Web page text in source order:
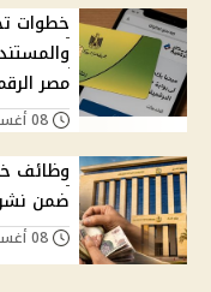
مصر
ضمن